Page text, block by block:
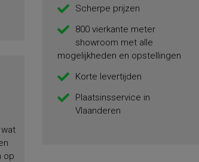
Scherpe prijzen
800 vierkante meter
showroom met alle
mogelijkheden en opstellingen
Korte levertijden
Plaatsinsservice in
Vlaanderen
op